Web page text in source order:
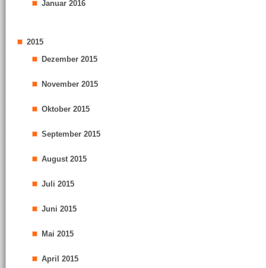
Januar 2016
2015
Dezember 2015
November 2015
Oktober 2015
September 2015
August 2015
Juli 2015
Juni 2015
Mai 2015
April 2015